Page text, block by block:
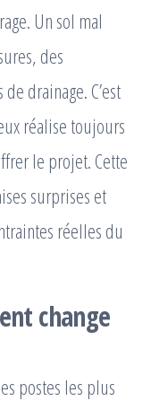
Un sol mal
des
drainage. C’est
réalise toujours
le projet. Cette
surprises et
réelles du
change
postes les plus